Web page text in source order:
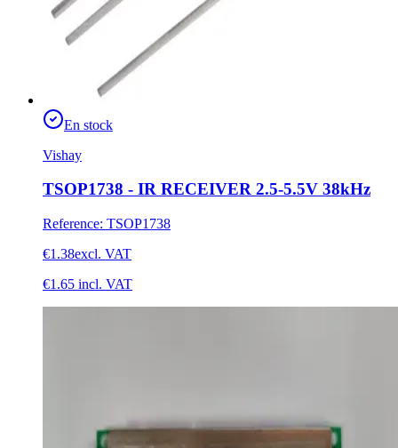
En stock
Vishay
TSOP1738 - IR RECEIVER 2.5-5.5V 38kHz
Reference: TSOP1738
€1.38excl. VAT
€1.65 incl. VAT